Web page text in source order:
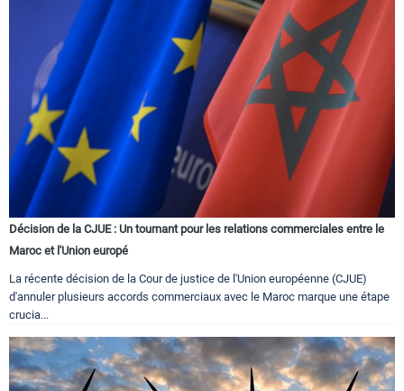
Décision de la CJUE : Un tournant pour les relations commerciales entre le
Maroc et l'Union europé
La récente décision de la Cour de justice de l'Union européenne (CJUE)
d'annuler plusieurs accords commerciaux avec le Maroc marque une étape
crucia...